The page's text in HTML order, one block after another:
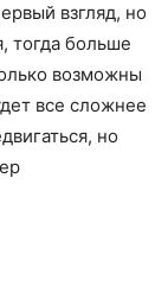
взгляд, но
тогда больше
возможны
все сложнее
но